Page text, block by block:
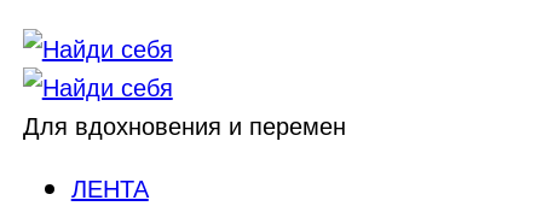
Для вдохновения и перемен
ЛЕНТА